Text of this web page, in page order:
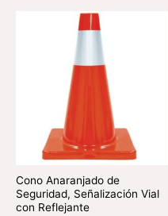
Cono Anaranjado de
Seguridad, Señalización Vial
con Reflejante